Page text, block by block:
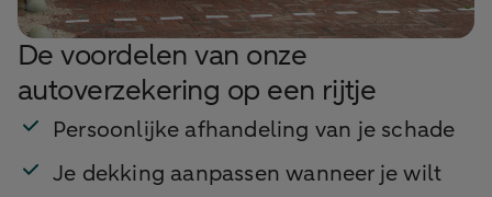
De voordelen van onze
autoverzekering op een rijtje
Persoonlijke afhandeling van je schade
Je dekking aanpassen wanneer je wilt